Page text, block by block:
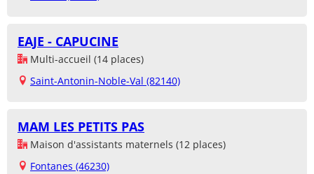
EAJE - CAPUCINE
Multi-accueil (14 places)
Saint-Antonin-Noble-Val (82140)
MAM LES PETITS PAS
Maison d'assistants maternels (12 places)
Fontanes (46230)